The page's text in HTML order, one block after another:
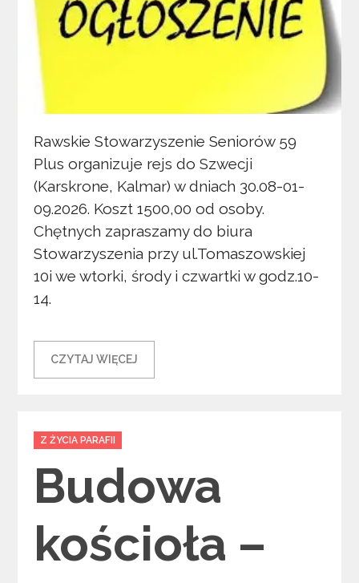
Rawskie Stowarzyszenie Seniorów 59
Plus organizuje rejs do Szwecji
(Karskrone, Kalmar) w dniach 30.08-01-
09.2026. Koszt 1500,00 od osoby.
Chętnych zapraszamy do biura
Stowarzyszenia przy ul.Tomaszowskiej
10i we wtorki, środy i czwartki w godz.10-
14.
CZYTAJ WIĘCEJ
Categories
Z ŻYCIA PARAFII
Budowa
kościoła –